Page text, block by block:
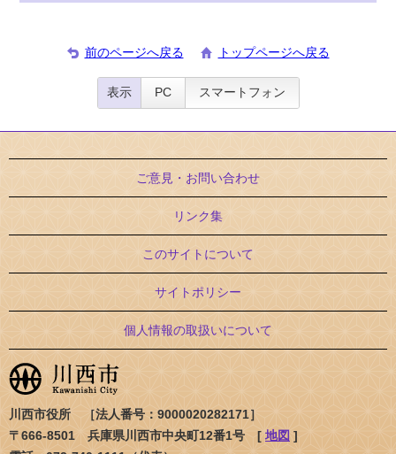
前のページへ戻る トップページへ戻る
表示 PC スマートフォン
ご意見・お問い合わせ
リンク集
このサイトについて
サイトポリシー
個人情報の取扱いについて
川西市役所 ［法人番号：9000020282171］
〒666-8501 兵庫県川西市中央町12番1号 [ 地図 ]